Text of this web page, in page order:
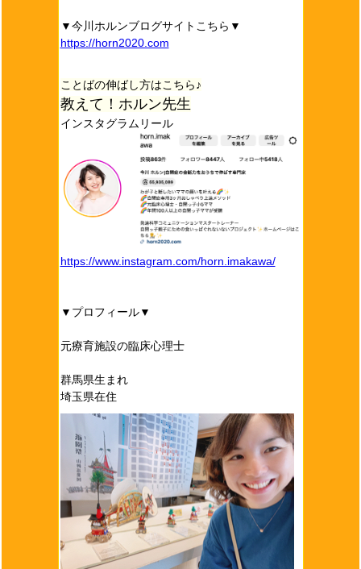
▼今川ホルンブログサイトこちら▼
https://horn2020.com
ことばの伸ばし方はこちら♪
教えて！ホルン先生
インスタグラムリール
https://www.instagram.com/horn.imakawa/
▼プロフィール▼
元療育施設の臨床心理士
群馬県生まれ
埼玉県在住